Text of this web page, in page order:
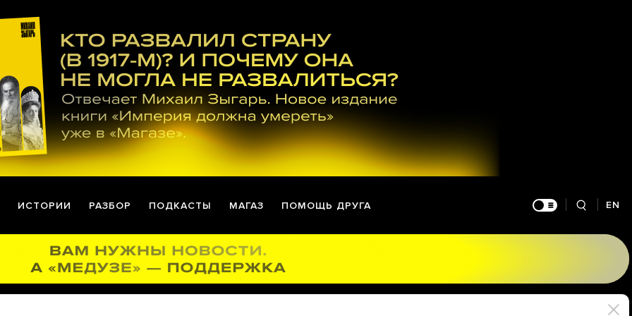
ИСТОРИИ РАЗБОР ПОДКАСТЫ МАГАЗ ПОМОЩЬ ДРУГА EN